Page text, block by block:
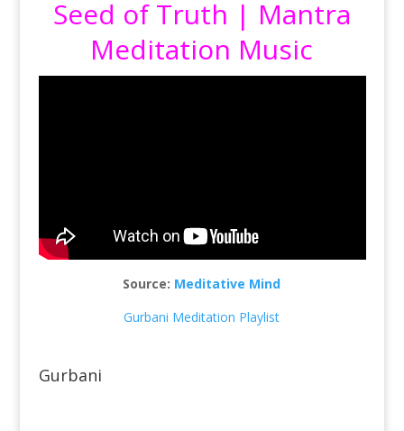
Seed of Truth | Mantra
Meditation Music
Source: Meditative Mind
Gurbani Meditation Playlist
Gurbani